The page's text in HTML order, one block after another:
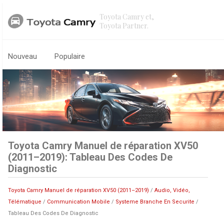
Toyota Camry et,
Toyota Partner.
Nouveau Populaire
Toyota Camry Manuel de réparation XV50
(2011–2019): Tableau Des Codes De
Diagnostic
Toyota Camry Manuel de réparation XV50 (2011–2019) /Audio, Vidéo,
Télématique / Communication Mobile / Systeme Branche En Securite /
Tableau Des Codes De Diagnostic